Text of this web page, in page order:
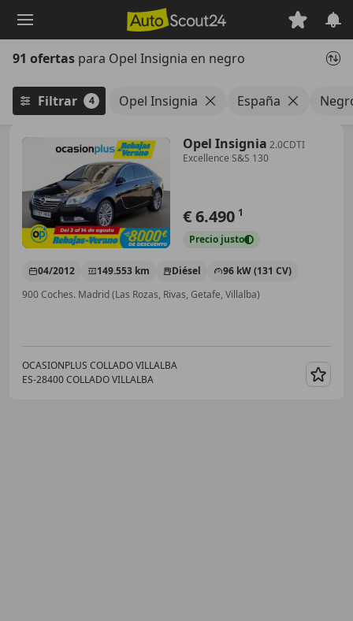
principal
91 ofertas para Opel Insignia en negro
Filtrar 4 Opel Insignia España
Opel Insignia 2.0CDTI
Excellence S&S 130
€ 6.490 1
Precio justo
04/2012 149.553 km Diésel
96 kW (131 CV)
900 Coches. Madrid (Las Rozas, Rivas, Getafe, Villalba)
OCASIONPLUS COLLADO VILLALBA
ES-28400 COLLADO VILLALBA